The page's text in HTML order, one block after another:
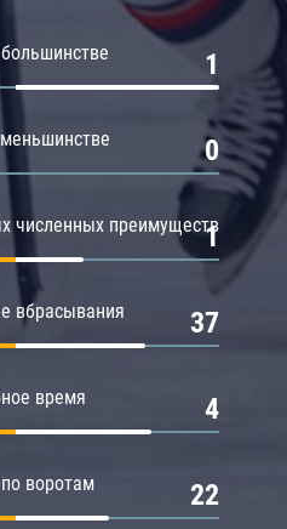
1
0
численных преимуществ
1
вбрасывания 37
время 4
воротам 22